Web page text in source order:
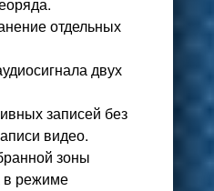
отдельных
двух
записей без
видео.
зоны
в режиме